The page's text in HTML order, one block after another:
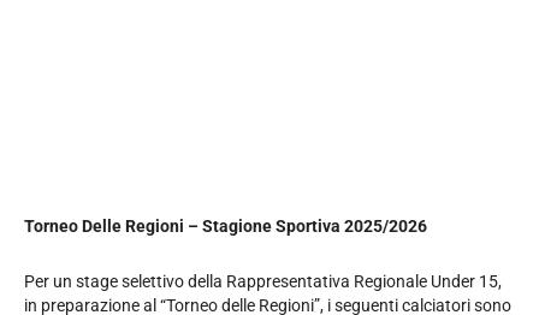
Torneo Delle Regioni – Stagione Sportiva 2025/2026
Per un stage selettivo della Rappresentativa Regionale Under 15,
in preparazione al “Torneo delle Regioni”, i seguenti calciatori sono